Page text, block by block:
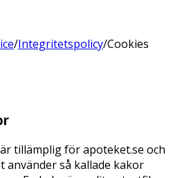
/Integritetspolicy/Cookies
tillämplig för apoteket.se och
använder så kallade kakor